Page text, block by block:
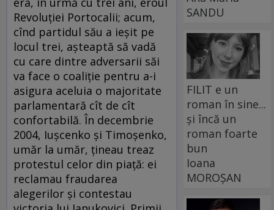
Revoluţiei Portocalii; acum,
cînd partidul său a ieşit pe
locul trei, aşteaptă să vadă
cu care dintre adversarii săi
va face o coaliţie pentru a-i
asigura aceluia o majoritate
parlamentară cît de cît
confortabilă. În decembrie
2004, Iuşcenko şi Timoşenko,
umăr la umăr, ţineau treaz
protestul celor din piaţă: ei
reclamau fraudarea
alegerilor şi contestau
SANDU
FILIT e un
roman în sine...
și încă un
roman foarte
bun
Ioana
MOROȘAN